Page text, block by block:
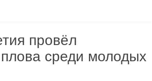
провёл
среди молодых